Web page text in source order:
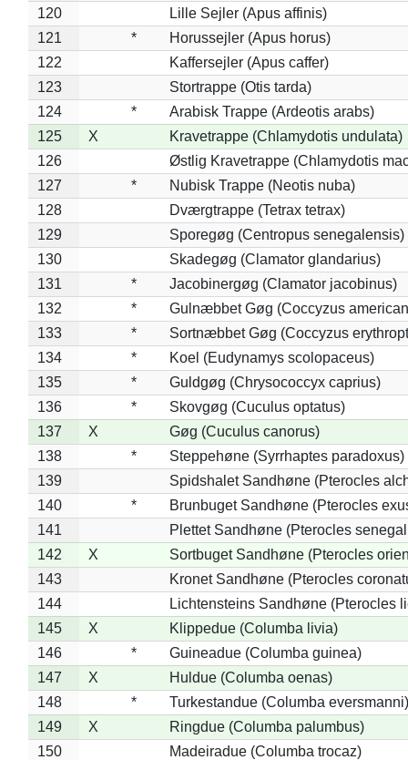
120
Lille Sejler (Apus affinis)
121
*
Horussejler (Apus horus)
122
Kaffersejler (Apus caffer)
123
Stortrappe (Otis tarda)
124
*
Arabisk Trappe (Ardeotis arabs)
125
X
Kravetrappe (Chlamydotis undulata)
126
Østlig Kravetrappe (Chlamydotis
127
*
Nubisk Trappe (Neotis nuba)
128
Dværgtrappe (Tetrax tetrax)
129
Sporegøg (Centropus senegalensis)
130
Skadegøg (Clamator glandarius)
131
*
Jacobinergøg (Clamator jacobinus)
132
*
Gulnæbbet Gøg (Coccyzus
133
*
Sortnæbbet Gøg (Coccyzus
134
*
Koel (Eudynamys scolopaceus)
135
*
Guldgøg (Chrysococcyx caprius)
136
*
Skovgøg (Cuculus optatus)
137
X
Gøg (Cuculus canorus)
138
*
Steppehøne (Syrrhaptes paradoxus)
139
Spidshalet Sandhøne (Pterocles
140
*
Brunbuget Sandhøne (Pterocles
141
Plettet Sandhøne (Pterocles
142
X
Sortbuget Sandhøne (Pterocles
143
Kronet Sandhøne (Pterocles
144
Lichtensteins Sandhøne (Pterocles
145
X
Klippedue (Columba livia)
146
*
Guineadue (Columba guinea)
147
X
Huldue (Columba oenas)
148
*
Turkestandue (Columba eversmanni)
149
X
Ringdue (Columba palumbus)
150
Madeiradue (Columba trocaz)